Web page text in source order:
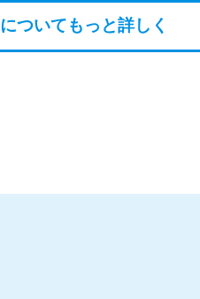
についてもっと詳しく